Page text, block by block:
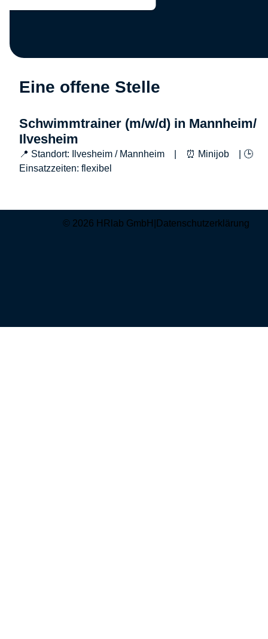
Eine offene Stelle
Schwimmtrainer (m/w/d) in Mannheim/
Ilvesheim
📍 Standort: Ilvesheim / Mannheim | ⏰ Minijob | 🕒
Einsatzzeiten: flexibel
© 2026 HRlab GmbH Datenschutzerklärung